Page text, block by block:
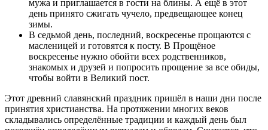
мужа и приглашается в гости на блины. А ещё в этот
день принято сжигать чучело, предвещающее конец
зимы.
В седьмой день, последний, воскресенье прощаются с
масленицей и готовятся к посту. В Прощёное
воскресенье нужно обойти всех родственников,
знакомых и друзей и попросить прощение за все обиды,
чтобы войти в Великий пост.
Этот древний славянский праздник пришёл в наши дни после
принятия христианства. На протяжении многих веков
складывались определённые традиции и каждый день был